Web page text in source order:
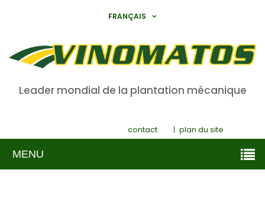
FRANÇAIS
Leader mondial de la plantation mécanique
contact plan du site
MENU